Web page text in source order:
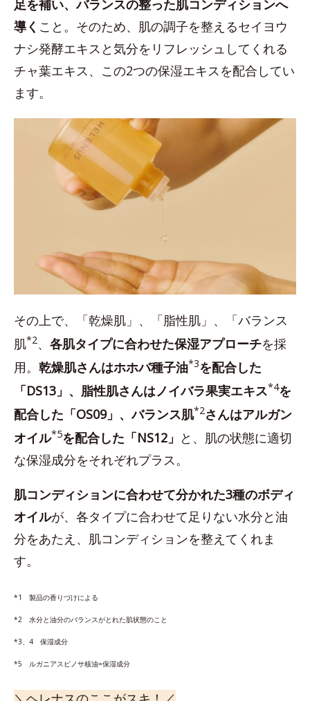
足を補い、バランスの整った肌コンディションへ
導く こと。そのため、肌の調子を整えるセイヨウ
ナシ発酵エキスと気分をリフレッシュしてくれる
チャ葉エキス、この2つの保湿エキスを配合してい
ます。
その上で、「乾燥肌」、「脂性肌」、「バランス
肌*2、 各肌タイプに合わせた保湿アプローチを採
用。 乾燥肌さんはホホバ種子油*3を配合した
「DS13」、脂性肌さんはノイバラ果実エキス*4を
配合した「OS09」、バランス肌*2さんはアルガン
オイル*5を配合した「NS12」 と、肌の状態に適切
な保湿成分をそれぞれプラス。
肌コンディションに合わせて分かれた3種のボディ
オイルが、各タイプに合わせて足りない水分と油
分をあたえ、肌コンディションを整えてくれま
す。
*1 製品の香りづけによる
*2 水分と油分のバランスがとれた肌状態のこと
*3、4 保湿成分
*5 ルガニアスピノサ核油=保湿成分